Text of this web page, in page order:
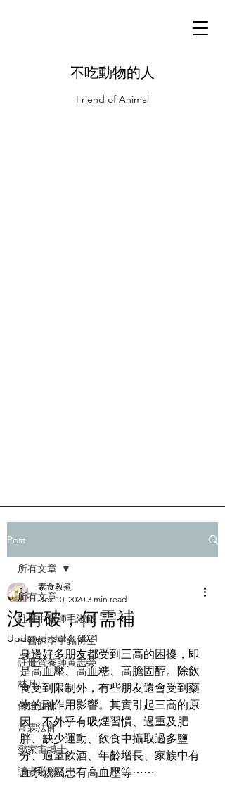
不吃動物的人
Friend of Animal
Post
所有文章
註冊中醫師毛淑敏
中醫師李宇銘博士
註冊營養師黃志榮
林月
傳燈法師
常霖法師
鄧家宙博士
讀者來稿
所有文章
沒有破，何需補
素食教煮
Dec 10, 2020 3 min read
Updated:Jul 1, 2021
身邊好多朋友都受到三高的困擾，即
是高血壓、高血糖、高膽固醇。除飲
食受到限制外，有些朋友還會受到藥
物的副作用影響。其實引起三高的原
因，不外乎有吸煙習慣、過重及肥
胖、缺少運動、飲食中攝取過多鹽
分、過量飲酒、年齡增長、家族中有
直系親屬患有高血壓等⋯⋯